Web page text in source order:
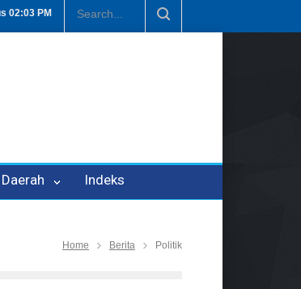
02:03 PM
Oknum Kadis, Kuasa Hukum Pelapor Desak Polisi
Daerah Indeks
Home Berita Politik